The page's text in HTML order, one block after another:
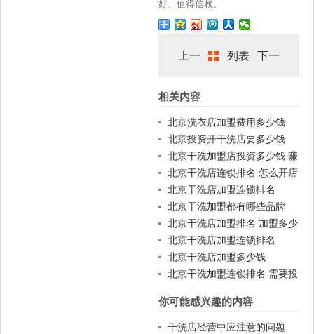
好、值得信赖。
上一
篇
列表 下一
相关内容
北京洗衣店加盟费用多少钱
北京投资开干洗店要多少钱
北京干洗加盟店投资多少钱 赚
钱吗
北京干洗店连锁排名 怎么开店
北京干洗店加盟连锁排名
北京干洗加盟都有哪些品牌
北京干洗店加盟排名 加盟多少
钱
北京干洗店加盟连锁排名
北京干洗店加盟多少钱
北京干洗加盟连锁排名 需要投
你可能感兴趣的内容
干洗店经营中应注意的问题